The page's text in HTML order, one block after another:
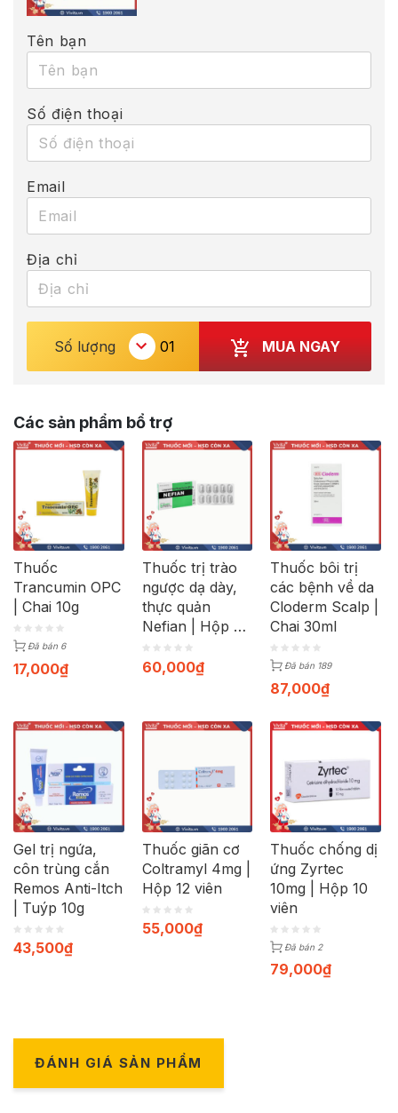
Tên bạn
Số điện thoại
Email
Địa chỉ
Số lượng MUA NGAY
Các sản phẩm bổ trợ
Thuốc
Trancumin OPC
| Chai 10g
Đã bán 6
17,000₫
Thuốc trị trào
ngược dạ dày,
thực quản
Nefian | Hộp 30
viên
60,000₫
Thuốc bôi trị
các bệnh về da
Cloderm Scalp |
Chai 30ml
Đã bán 189
87,000₫
Gel trị ngứa,
côn trùng cắn
Remos Anti-Itch
| Tuýp 10g
43,500₫
Thuốc giãn cơ
Coltramyl 4mg |
Hộp 12 viên
55,000₫
Thuốc chống dị
ứng Zyrtec
10mg | Hộp 10
viên
Đã bán 2
79,000₫
ĐÁNH GIÁ SẢN PHẨM